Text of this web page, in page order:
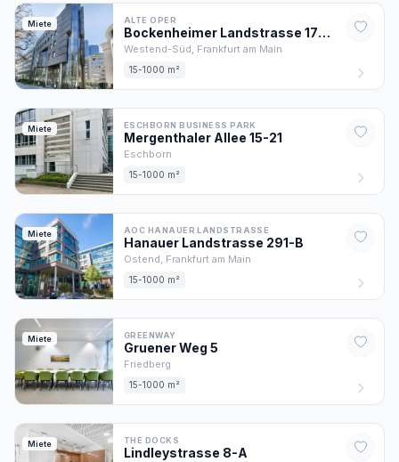
Miete ALTE OPER
Bockenheimer Landstrasse 17-19
Westend-Süd, Frankfurt am Main
15-1000 m²
Miete ESCHBORN BUSINESS PARK
Mergenthaler Allee 15-21
Eschborn
15-1000 m²
Miete AOC HANAUER LANDSTRASSE
Hanauer Landstrasse 291-B
Ostend, Frankfurt am Main
15-1000 m²
Miete GREENWAY
Gruener Weg 5
Friedberg
15-1000 m²
Miete THE DOCKS
Lindleystrasse 8-A